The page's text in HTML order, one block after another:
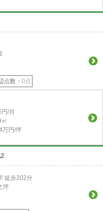
点数： 0点
/月
万円/坪
徒歩202分
坪